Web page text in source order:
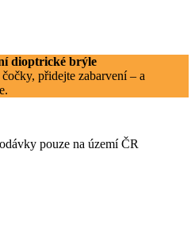
dioptrické brýle
přidejte zabarvení – a
pouze na území ČR